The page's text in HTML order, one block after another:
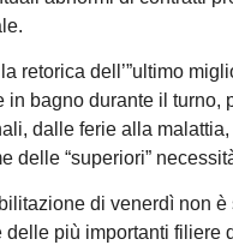
retorica dell’”ultimo
in bagno durante il turno,
dalle ferie alla
delle “superiori”
di venerdì non
delle più importanti filiere